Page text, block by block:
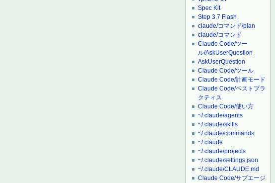
Spec Kit
Step 3.7 Flash
claude/コマンド/plan
claude/コマンド
Claude Code/ツー
ル/AskUserQuestion
AskUserQuestion
Claude Code/ツール
Claude Code/計画モード
Claude Code/ベストプラ
クティス
Claude Code/使い方
~/.claude/agents
~/.claude/skills
~/.claude/commands
~/.claude
~/.claude/projects
~/.claude/settings.json
~/.claude/CLAUDE.md
Claude Code/サブエージ